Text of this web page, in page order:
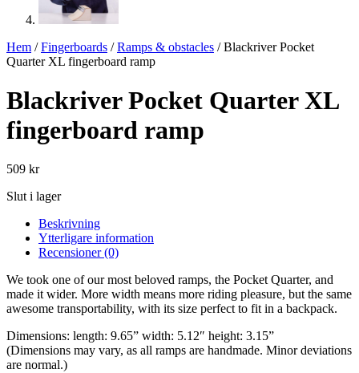
Hem /Fingerboards /Ramps & obstacles / Blackriver Pocket
Quarter XL fingerboard ramp
Blackriver Pocket Quarter XL
fingerboard ramp
509 kr
Slut i lager
Beskrivning
Ytterligare information
Recensioner (0)
We took one of our most beloved ramps, the Pocket Quarter, and
made it wider. More width means more riding pleasure, but the same
awesome transportability, with its size perfect to fit in a backpack.
Dimensions: length: 9.65” width: 5.12″ height: 3.15”
(Dimensions may vary, as all ramps are handmade. Minor deviations
are normal.)